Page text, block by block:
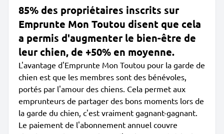
85% des propriétaires inscrits sur
Emprunte Mon Toutou disent que cela
a permis d'augmenter le bien-être de
leur chien, de +50% en moyenne.
L'avantage d'Emprunte Mon Toutou pour la garde de
chien est que les membres sont des bénévoles,
portés par l'amour des chiens. Cela permet aux
emprunteurs de partager des bons moments lors de
la garde du chien, c'est vraiment gagnant-gagnant.
Le paiement de l'abonnement annuel couvre